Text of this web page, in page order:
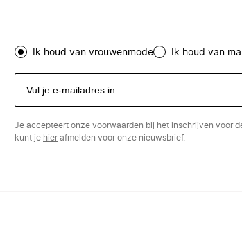
Ik houd van vrouwenmode Ik houd van
Je accepteert onze voorwaarden bij het inschrijven voor
kunt je hierafmelden voor onze nieuwsbrief.